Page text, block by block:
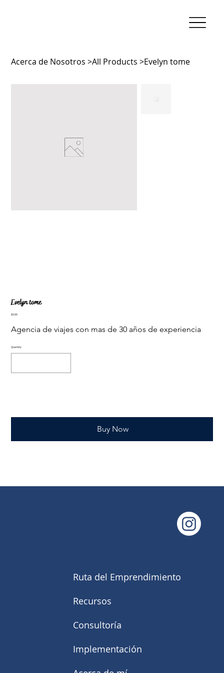
Acerca de Nosotros >All Products >Evelyn tome
Evelyn tome
Price
$0.00
Agencia de viajes con mas de 30 años de experiencia
Quantity
Buy Now
Ruta del Emprendimiento
Recursos
Consultoría
Implementación